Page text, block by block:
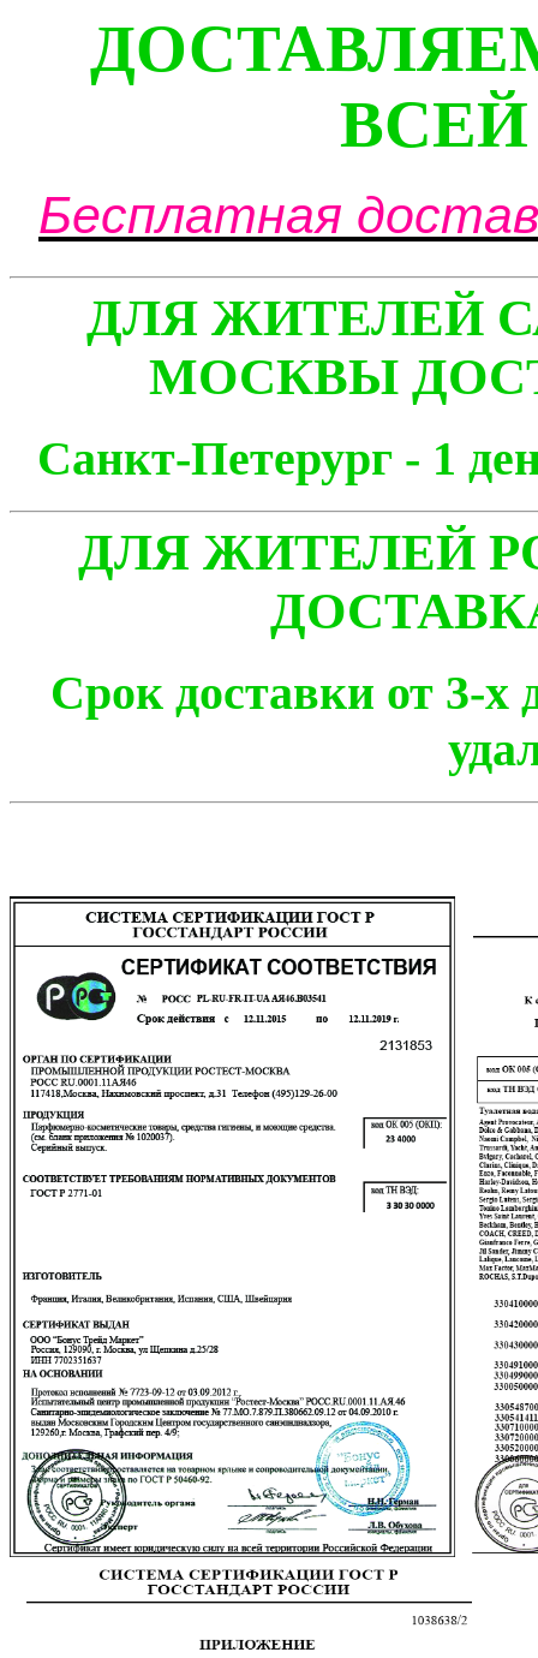
Бесплатная
ДЛЯ ЖИТЕЛЕЙ
МОСКВЫ
Санкт-Петерург -
ДЛЯ ЖИТЕЛЕЙ
Срок доставки от 3-х